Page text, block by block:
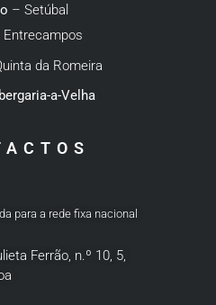
– Setúbal
da Romeira
a-Velha
para a rede fixa nacional
Ferrão, n.º 10, 5,